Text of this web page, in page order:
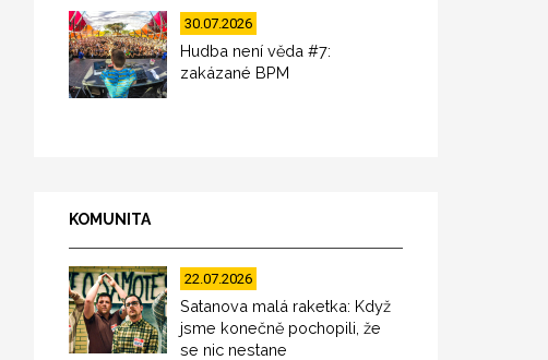
30.07.2026
Hudba není věda #7:
zakázané BPM
KOMUNITA
22.07.2026
Satanova malá raketka: Když
jsme konečně pochopili, že
se nic nestane